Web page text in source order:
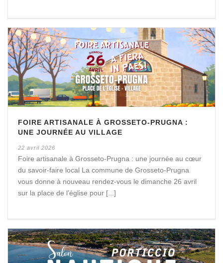
FOIRE ARTISANALE À GROSSETO-PRUGNA :
UNE JOURNÉE AU VILLAGE
22 avril 2026
Foire artisanale à Grosseto-Prugna : une journée au cœur
du savoir-faire local La commune de Grosseto-Prugna
vous donne à nouveau rendez-vous le dimanche 26 avril
sur la place de l’église pour [...]